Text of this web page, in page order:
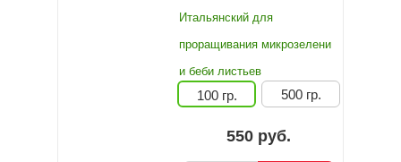
Итальянский для
проращивания микрозелени
и беби листьев
100 гр. 500 гр.
550 руб.